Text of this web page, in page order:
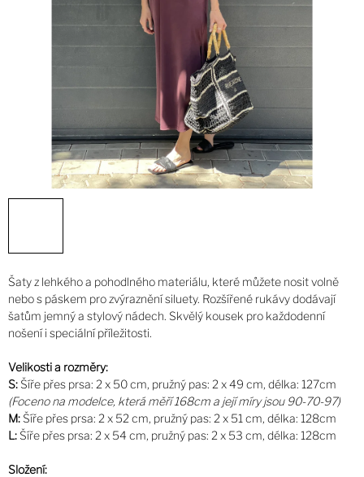
Šaty z lehkého a pohodlného materiálu, které můžete nosit volně
nebo s páskem pro zvýraznění siluety. Rozšířené rukávy dodávají
šatům jemný a stylový nádech. Skvělý kousek pro každodenní
nošení i speciální příležitosti.
Velikosti a rozměry:
S: Šíře přes prsa: 2 x 50 cm, pružný pas: 2 x 49 cm, délka: 127cm
(Foceno na modelce, která měří 168cm a její míry jsou 90-70-97)
M: Šíře přes prsa: 2 x 52 cm, pružný pas: 2 x 51 cm, délka: 128cm
L: Šíře přes prsa: 2 x 54 cm, pružný pas: 2 x 53 cm, délka: 128cm
Složení: